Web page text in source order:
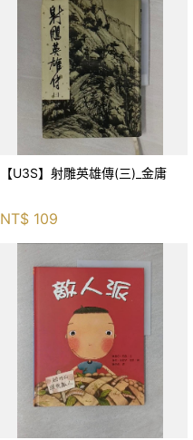
【U3S】射雕英雄傳(三)_金庸
NT$ 109